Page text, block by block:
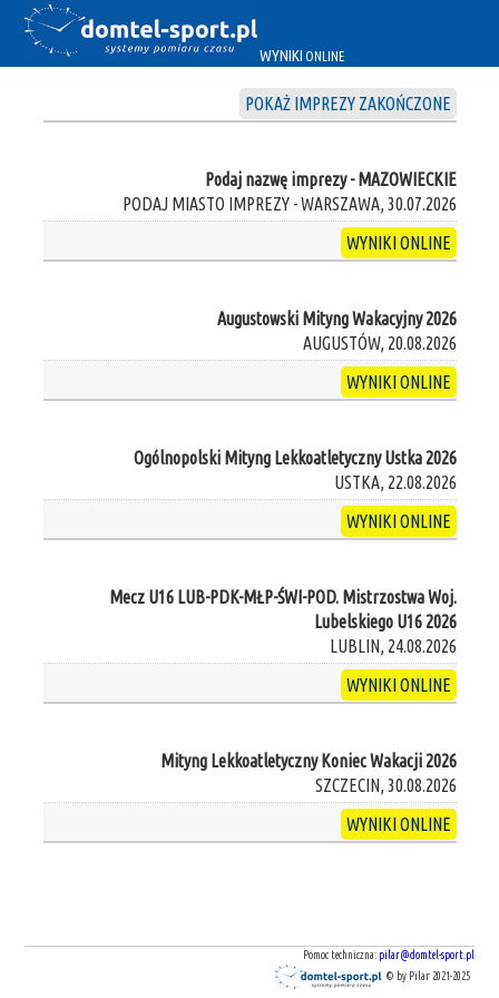
WYNIKI ONLINE
POKAŻ IMPREZY ZAKOŃCZONE
Podaj nazwę imprezy - MAZOWIECKIE
PODAJ MIASTO IMPREZY - WARSZAWA, 30.07.2026
WYNIKI ONLINE
Augustowski Mityng Wakacyjny 2026
AUGUSTÓW, 20.08.2026
WYNIKI ONLINE
Ogólnopolski Mityng Lekkoatletyczny Ustka 2026
USTKA, 22.08.2026
WYNIKI ONLINE
Mecz U16 LUB-PDK-MŁP-ŚWI-POD. Mistrzostwa Woj.
Lubelskiego U16 2026
LUBLIN, 24.08.2026
WYNIKI ONLINE
Mityng Lekkoatletyczny Koniec Wakacji 2026
SZCZECIN, 30.08.2026
WYNIKI ONLINE
Pomoc techniczna: pilar@domtel-sport.pl
© by Pilar 2021-2025